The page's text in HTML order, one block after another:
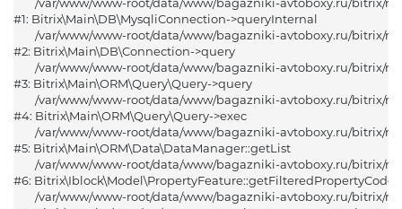
Brilliance (Бриллиансе)
Buick (Бьюик)
Byd (БИД)
Cadillac (Кадиллак)
Changan (Чанган)
Chery (Чери)
Chevrolet (Шевроле)
Chrysler (Крайслер)
Citroen (Ситроен)
Модель авто
001
#1: Bitrix\Main\DB\MysqliConnection->queryInternal
#2: Bitrix\Main\DB\Connection->query
#3: Bitrix\Main\ORM\Query\Query->query
#4: Bitrix\Main\ORM\Query\Query->exec
#5: Bitrix\Main\ORM\Data\DataManager::getList
#6: Bitrix\Iblock\Model\PropertyFeature::getFilteredPropertyCodes